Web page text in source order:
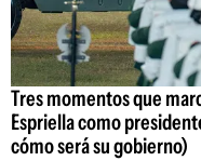
Tres momentos que
Espriella como
cómo será su gobierno)